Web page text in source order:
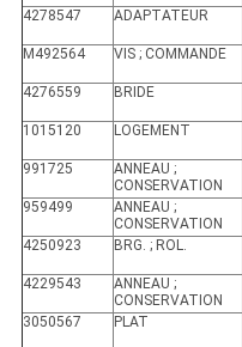
4278547 ADAPTATEUR
M492564 VIS ; COMMANDE
4276559
BRIDE
1015120 LOGEMENT
991725
ANNEAU ;
CONSERVATION
959499
ANNEAU ;
CONSERVATION
4250923 BRG. ; ROL.
4229543
ANNEAU ;
CONSERVATION
3050567 PLAT